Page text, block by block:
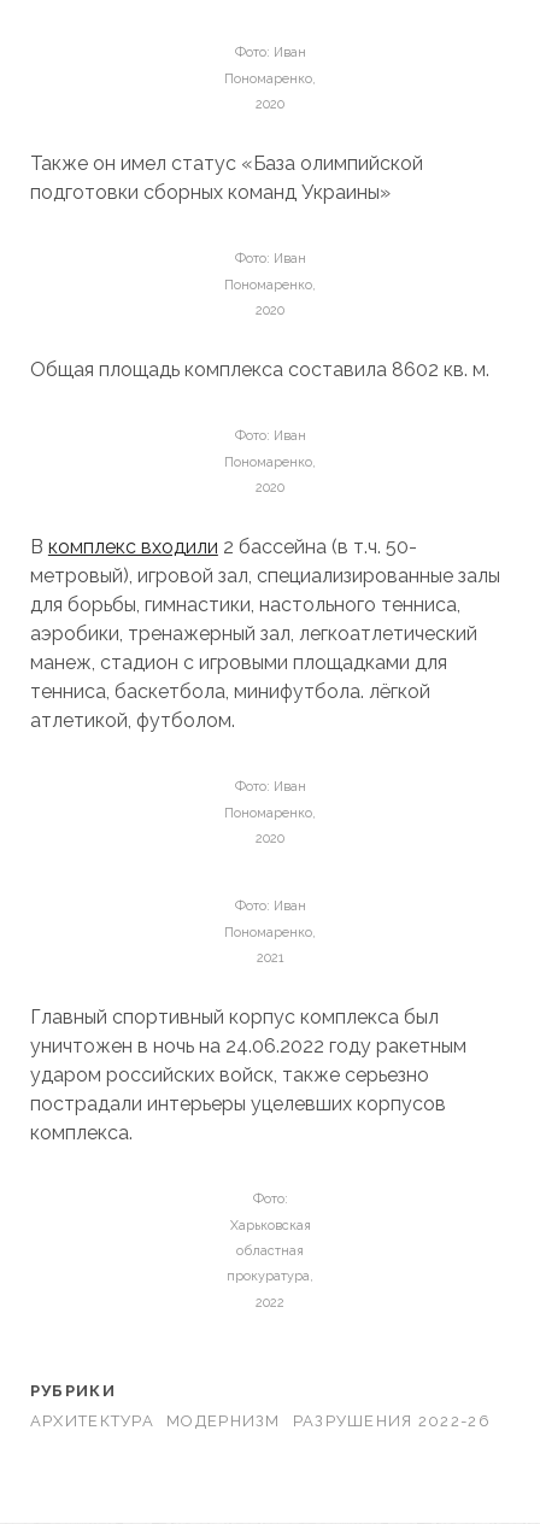
Фото: Иван
Пономаренко,
2020
Также он имел статус «База олимпийской
подготовки сборных команд Украины»
Фото: Иван
Пономаренко,
2020
Общая площадь комплекса составила 8602 кв. м.
Фото: Иван
Пономаренко,
2020
В комплекс входили 2 бассейна (в т.ч. 50-
метровый), игровой зал, специализированные залы
для борьбы, гимнастики, настольного тенниса,
аэробики, тренажерный зал, легкоатлетический
манеж, стадион с игровыми площадками для
тенниса, баскетбола, минифутбола. лёгкой
атлетикой, футболом.
Фото: Иван
Пономаренко,
2020
Фото: Иван
Пономаренко,
2021
Главный спортивный корпус комплекса был
уничтожен в ночь на 24.06.2022 году ракетным
ударом российских войск, также серьезно
пострадали интерьеры уцелевших корпусов
комплекса.
Фото:
Харьковская
областная
прокуратура,
2022
РУБРИКИ
АРХИТЕКТУРА
МОДЕРНИЗМ РАЗРУШЕНИЯ 2022-26